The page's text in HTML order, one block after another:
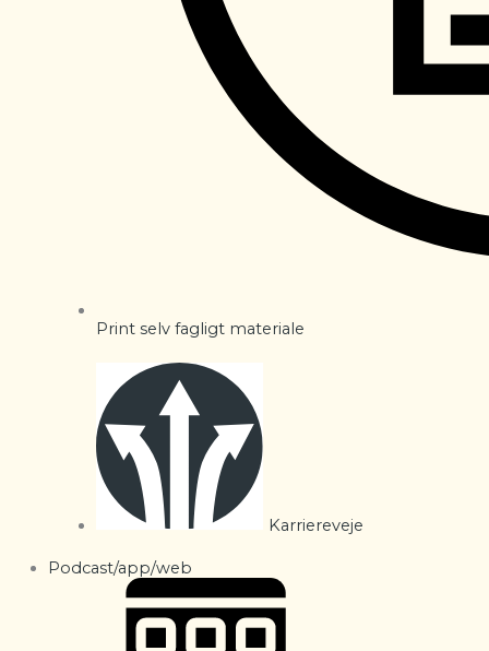
Print selv fagligt materiale
Karriereveje
Podcast/app/web